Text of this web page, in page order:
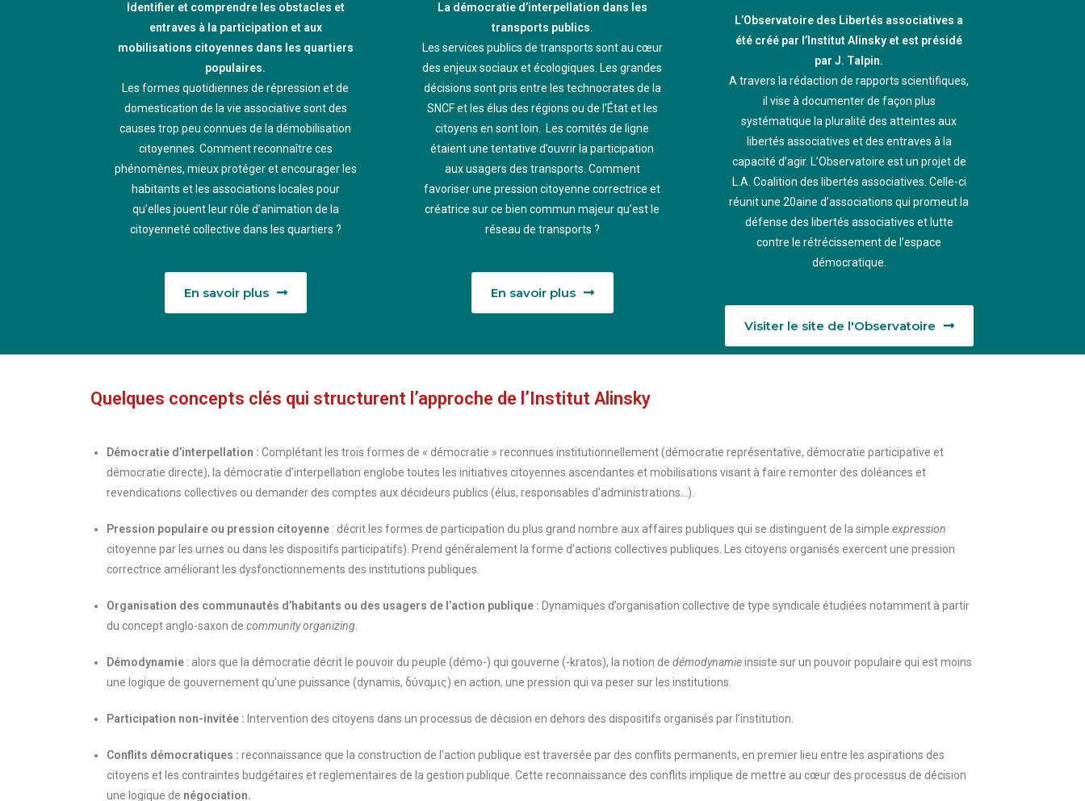
Identifier et comprendre les obstacles et
entraves à la participation et aux
mobilisations citoyennes dans les quartiers
populaires.
Les formes quotidiennes de répression et de
domestication de la vie associative sont des
causes trop peu connues de la démobilisation
citoyennes. Comment reconnaître ces
phénomènes, mieux protéger et encourager les
habitants et les associations locales pour
qu’elles jouent leur rôle d’animation de la
citoyenneté collective dans les quartiers ?
En savoir plus
La démocratie d’interpellation dans les
transports publics
Les services publics de transports sont au cœur
des enjeux sociaux et écologiques. Les grandes
décisions sont pris entre les technocrates de la
SNCF et les élus des régions ou de l’État et les
citoyens en sont loin. Les comités de ligne
étaient une tentative d’ouvrir la participation
aux usagers des transports. Comment
favoriser une pression citoyenne correctrice et
créatrice sur ce bien commun majeur qu’est le
réseau de transports ?
En savoir plus
L’Observatoire des Libertés associatives a
été créé par l’Institut Alinsky et est présidé
par J. Talpin.
A travers la rédaction de rapports scientifiques,
il vise à documenter de façon plus
systématique la pluralité des atteintes aux
libertés associatives et des entraves à la
capacité d’agir. L’Observatoire est un projet de
L.A. Coalition des libertés associatives. Celle-ci
réunit une 20aine d’associations qui promeut la
défense des libertés associatives et lutte
contre le rétrécissement de l’espace
démocratique.
Visiter le site de l'Observatoire
Quelques concepts clés qui structurent l’approche de l’Institut Alinsky
Démocratie d’interpellation : Complétant les trois formes de « démocratie » reconnues institutionnellement (démocratie représentative, démocratie participative et
démocratie directe), la démocratie d’interpellation englobe toutes les initiatives citoyennes ascendantes et mobilisations visant à faire remonter des doléances et
revendications collectives ou demander des comptes aux décideurs publics (élus, responsables d’administrations…)
Pression populaire ou pression citoyenne : décrit les formes de participation du plus grand nombre aux affaires publiques qui se distinguent de la simple expression
citoyenne par les urnes ou dans les dispositifs participatifs). Prend généralement la forme d’actions collectives publiques. Les citoyens organisés exercent une pression
correctrice améliorant les dysfonctionnements des institutions publiques.
Organisation des communautés d’habitants ou des usagers de l’action publique : Dynamiques d’organisation collective de type syndicale étudiées notamment à partir
du concept anglo-saxon de community organizing
Démodynamie : alors que la démocratie décrit le pouvoir du peuple (démo-) qui gouverne (-kratos), la notion de démodynamieinsiste sur un pouvoir populaire qui est moins
une logique de gouvernement qu’une puissance (dynamis, δύναμις) en action, une pression qui va peser sur les institutions.
Participation non-invitée : Intervention des citoyens dans un processus de décision en dehors des dispositifs organisés par l’institution.
Conflits démocratiques : reconnaissance que la construction de l’action publique est traversée par des conflits permanents, en premier lieu entre les aspirations des
citoyens et les contraintes budgétaires et reglementaires de la gestion publique. Cette reconnaissance des conflits implique de mettre au cœur des processus de décision
une logique de négociation.